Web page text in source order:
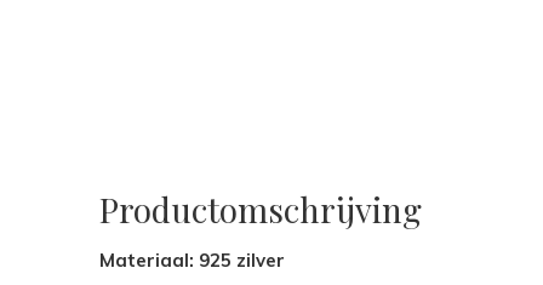
Productomschrijving
Materiaal: 925 zilver